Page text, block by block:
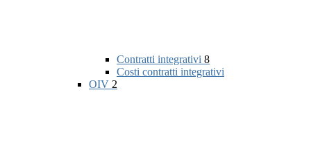
Contratti integrativi 8
Costi contratti integrativi
OIV 2